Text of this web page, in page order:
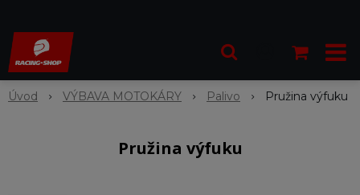
Úvod VÝBAVA MOTOKÁRY Palivo Pružina výfuku
Pružina výfuku